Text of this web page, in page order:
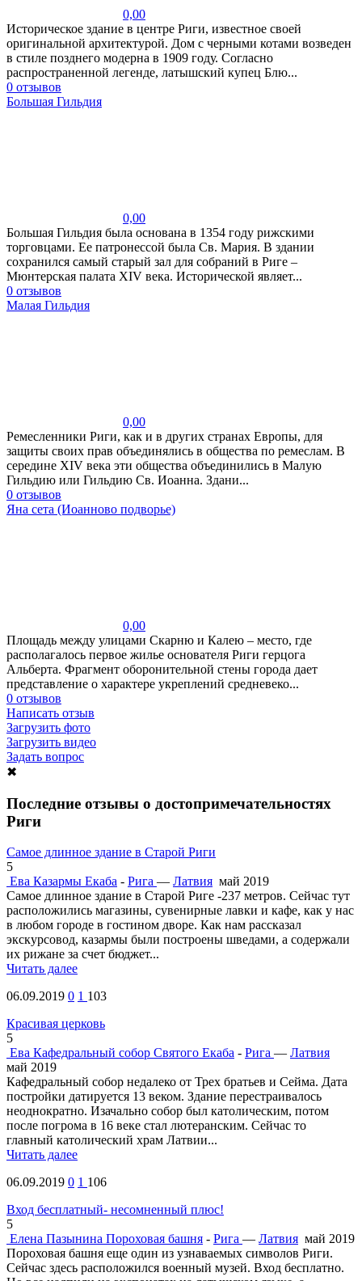
0,00
Историческое здание в центре Риги, известное своей
оригинальной архитектурой. Дом с черными котами возведен
в стиле позднего модерна в 1909 году. Согласно
распространенной легенде, латышский купец Блю...
0 отзывов
Большая Гильдия
0,00
Большая Гильдия была основана в 1354 году рижскими
торговцами. Ее патронессой была Св. Мария. В здании
сохранился самый старый зал для собраний в Риге –
Мюнтерская палата XIV века. Исторической являет...
0 отзывов
Малая Гильдия
0,00
Ремесленники Риги, как и в других странах Европы, для
защиты своих прав объединялись в общества по ремеслам. В
середине XIV века эти общества объединились в Малую
Гильдию или Гильдию Св. Иоанна. Здани...
0 отзывов
Яна сета (Иоанново подворье)
0,00
Площадь между улицами Скарню и Калею – место, где
располагалось первое жилье основателя Риги герцога
Альберта. Фрагмент оборонительной стены города дает
представление о характере укреплений средневеко...
0 отзывов
Написать отзыв
Загрузить фото
Загрузить видео
Задать вопрос
✖
Последние отзывы о достопримечательностях
Риги
Самое длинное здание в Старой Риги
5
Ева Казармы Екаба - Рига — Латвия май 2019
Самое длинное здание в Старой Риге -237 метров. Сейчас тут
расположились магазины, сувенирные лавки и кафе, как у нас
в любом городе в гостином дворе. Как нам рассказал
экскурсовод, казармы были построены шведами, а содержали
их рижане за счет бюджет...
Читать далее
06.09.2019 0 1 103
Красивая церковь
5
Ева Кафедральный собор Святого Екаба - Рига — Латвия
май 2019
Кафедральный собор недалеко от Трех братьев и Сейма. Дата
постройки датируется 13 веком. Здание перестраивалось
неоднократно. Изачально собор был католическим, потом
после погрома в 16 веке стал лютеранским. Сейчас то
главный католический храм Латвии...
Читать далее
06.09.2019 0 1 106
Вход бесплатный- несомненный плюс!
5
Елена Пазынина Пороховая башня - Рига — Латвия май 2019
Пороховая башня еще один из узнаваемых символов Риги.
Сейчас здесь расположился военный музей. Вход бесплатно.